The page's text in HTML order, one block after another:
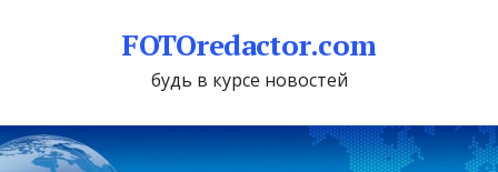
FOTOredactor.com
будь в курсе новостей